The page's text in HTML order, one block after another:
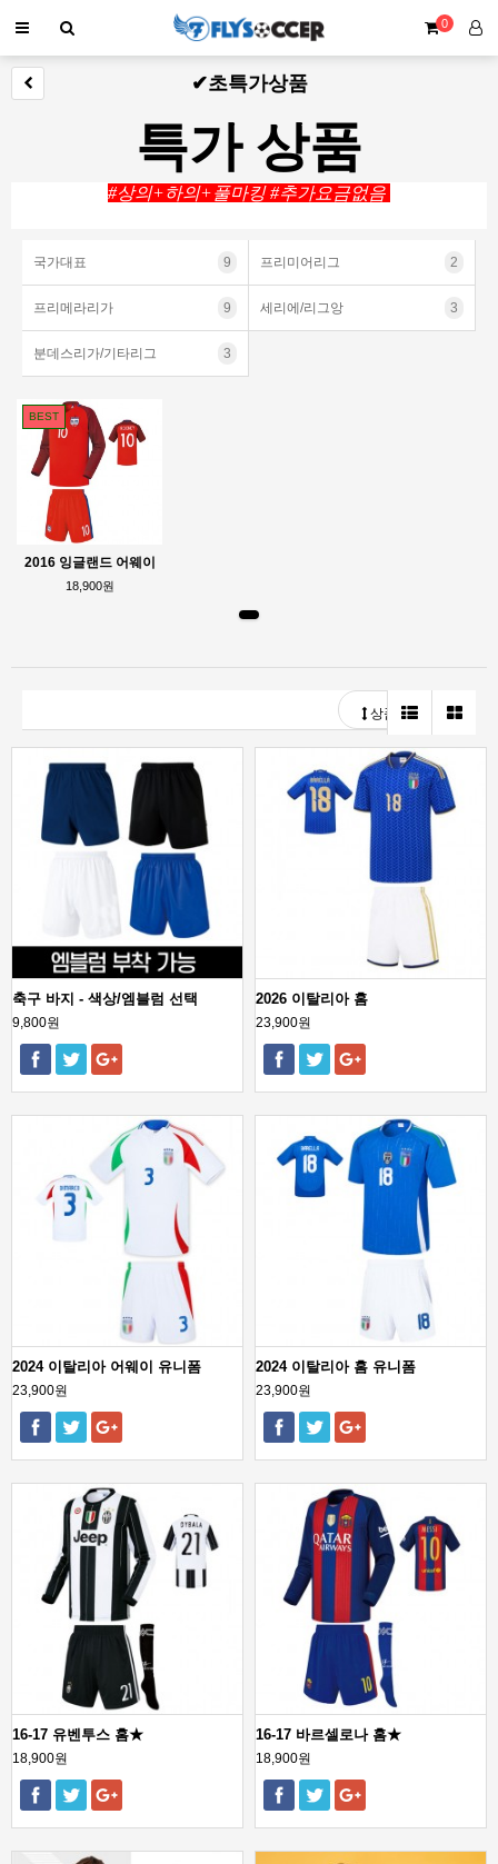
0
✔초특가상품
특가 상품
#상의+하의+풀마킹 #추가요금없음
국가대표 9 프리미어리그 2
프리메라리가 9 세리에/리그앙 3
분데스리가/기타리그 3
BEST
2016 잉글랜드 어웨이
18,900원
상품정렬
축구 바지 - 색상/엠블럼 선택
9,800원
2026 이탈리아 홈
23,900원
2024 이탈리아 어웨이 유니폼
23,900원
2024 이탈리아 홈 유니폼
23,900원
16-17 유벤투스 홈★
18,900원
16-17 바르셀로나 홈★
18,900원